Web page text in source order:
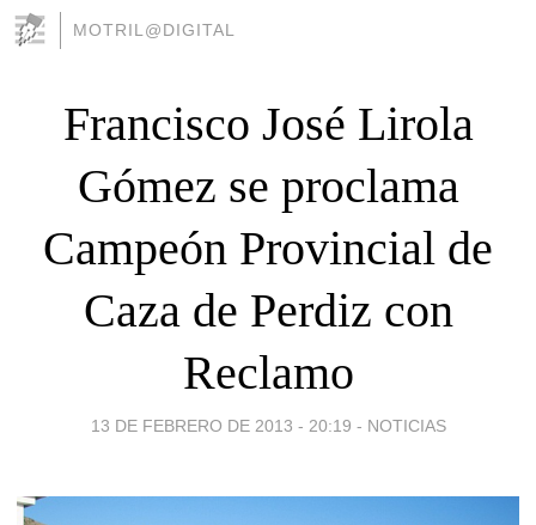
MOTRIL@DIGITAL
Francisco José Lirola
Gómez se proclama
Campeón Provincial de
Caza de Perdiz con
Reclamo
13 DE FEBRERO DE 2013 - 20:19 - NOTICIAS